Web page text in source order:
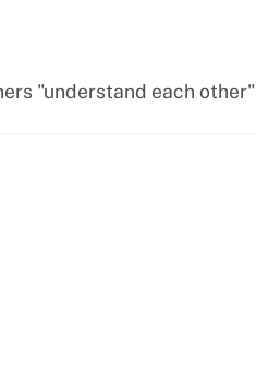
"understand each other"